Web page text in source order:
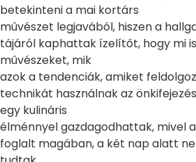
betekinteni a mai kortárs
művészet legjavából, hiszen a
tájáról kaphattak ízelítőt, hogy mi
művészeket, mik
azok a tendenciák, amiket
technikát használnak az
egy kulináris
élménnyel gazdagodhattak, mivel
foglalt magában, a két nap alatt